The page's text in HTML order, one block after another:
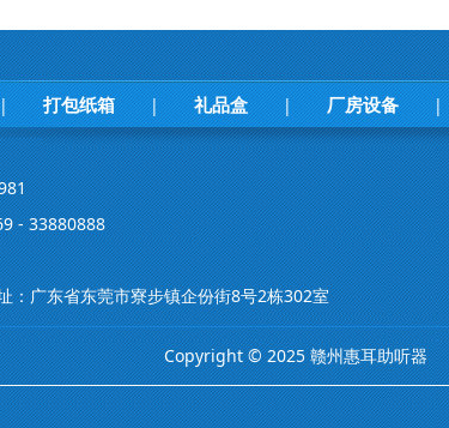
打包纸箱 | 礼品盒 | 厂房设备 |
- 33880888
：广东省东莞市寮步镇企份街8号2栋302室
Copyright © 2025 赣州惠耳助听器